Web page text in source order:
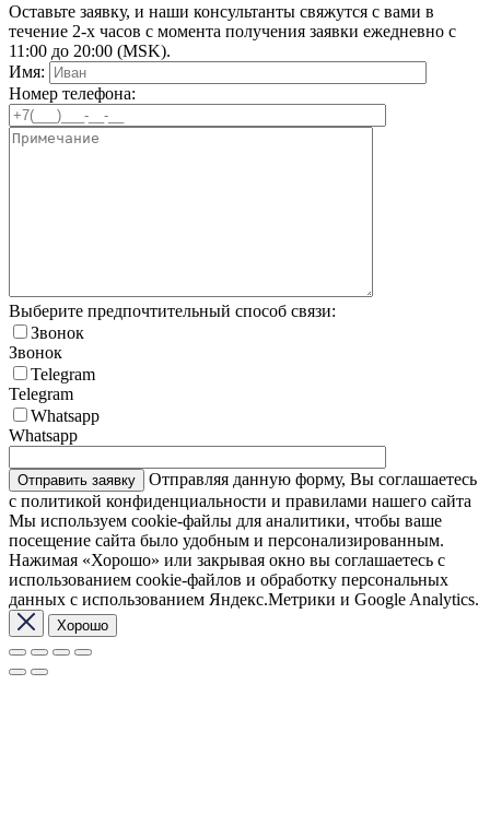
Оставьте заявку, и наши консультанты свяжутся с вами в
течение 2-х часов с момента получения заявки ежедневно с
11:00 до 20:00 (MSK).
Имя:
Номер телефона:
Выберите предпочтительный способ связи:
Звонок
Звонок
Telegram
Telegram
Whatsapp
Whatsapp
Отправляя данную форму, Вы соглашаетесь
с политикой конфиденциальности и правилами нашего сайта
Мы используем cookie-файлы для аналитики, чтобы ваше
посещение сайта было удобным и персонализированным.
Нажимая «Хорошо» или закрывая окно вы соглашаетесь с
использованием cookie-файлов и обработку персональных
данных с использованием Яндекс.Метрики и Google Analytics.
Хорошо